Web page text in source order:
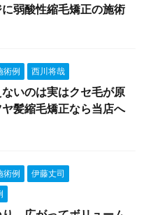
弱酸性縮毛矯正の施術
術例 西川将哉
いのは実はクセ毛が原
髪縮毛矯正なら当店へ
術例
伊藤丈司